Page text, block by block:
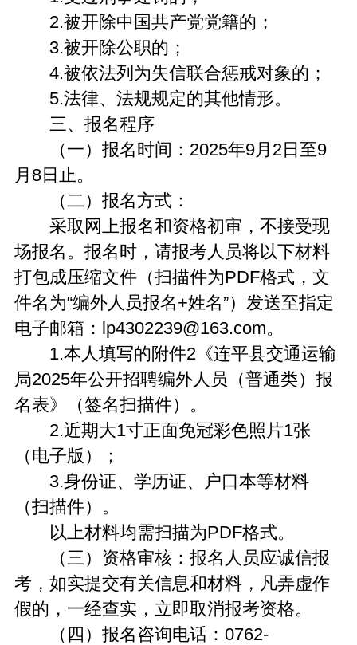
2.被开除中国共产党党籍的；
3.被开除公职的；
4.被依法列为失信联合惩戒对象的；
5.法律、法规规定的其他情形。
三、报名程序
（一）报名时间：2025年9月2日至9
月8日止。
（二）报名方式：
采取网上报名和资格初审，不接受现
场报名。报名时，请报考人员将以下材料
打包成压缩文件（扫描件为PDF格式，文
件名为“编外人员报名+姓名”）发送至指定
电子邮箱：lp4302239@163.com。
1.本人填写的附件2《连平县交通运输
局2025年公开招聘编外人员（普通类）报
名表》（签名扫描件）。
2.近期大1寸正面免冠彩色照片1张
（电子版）；
3.身份证、学历证、户口本等材料
（扫描件）。
以上材料均需扫描为PDF格式。
（三）资格审核：报名人员应诚信报
考，如实提交有关信息和材料，凡弄虚作
假的，一经查实，立即取消报考资格。
（四）报名咨询电话：0762-